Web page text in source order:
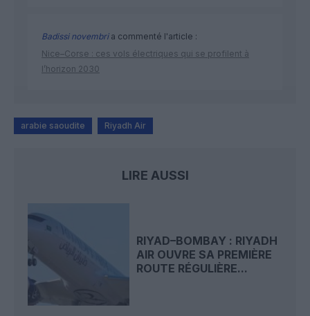
Badissi novembria commenté l'article :
Nice–Corse : ces vols électriques qui se profilent à
l’horizon 2030
arabie saoudite Riyadh Air
LIRE AUSSI
RIYAD–BOMBAY : RIYADH
AIR OUVRE SA PREMIÈRE
ROUTE RÉGULIÈRE...